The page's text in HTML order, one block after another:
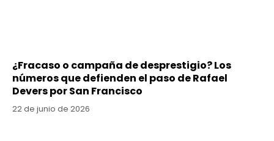
¿Fracaso o campaña de desprestigio? Los
números que defienden el paso de Rafael
Devers por San Francisco
22 de junio de 2026